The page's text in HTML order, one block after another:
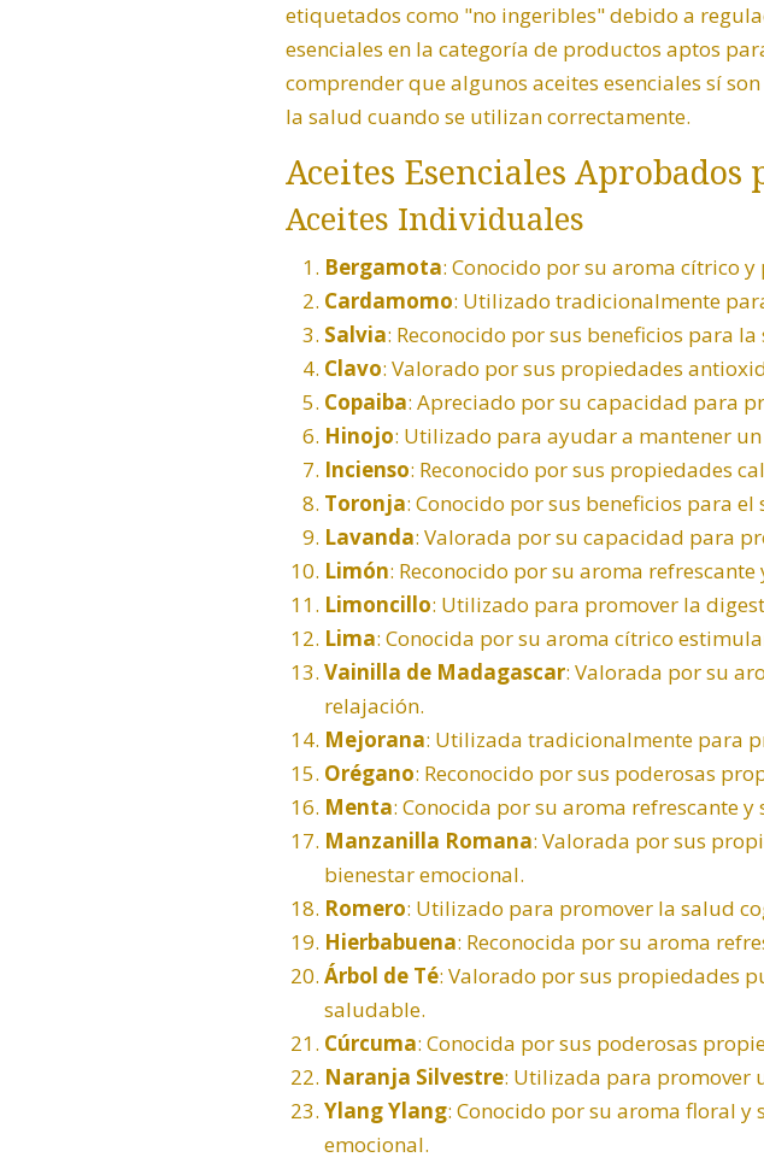
etiquetados como "no ingeribles" debido a
esenciales en la categoría de productos aptos
comprender que algunos aceites esenciales sí
la salud cuando se utilizan correctamente.
Aceites Esenciales Aprobados
Aceites Individuales
Bergamota: Conocido por su aroma cítrico
Cardamomo: Utilizado tradicionalmente
Salvia: Reconocido por sus beneficios para
Clavo: Valorado por sus propiedades
Copaiba: Apreciado por su capacidad para
Hinojo: Utilizado para ayudar a mantener
Incienso: Reconocido por sus propiedades
Toronja: Conocido por sus beneficios para
Lavanda: Valorada por su capacidad para
Limón: Reconocido por su aroma
Limoncillo: Utilizado para promover la
Lima: Conocida por su aroma cítrico
Vainilla de Madagascar: Valorada por su
relajación.
Mejorana: Utilizada tradicionalmente para
Orégano: Reconocido por sus poderosas
Menta: Conocida por su aroma refrescante
Manzanilla Romana: Valorada por sus
bienestar emocional.
Romero: Utilizado para promover la salud
Hierbabuena: Reconocida por su aroma
Árbol de Té: Valorado por sus propiedades
saludable.
Cúrcuma: Conocida por sus poderosas
Naranja Silvestre: Utilizada para promover
Ylang Ylang: Conocido por su aroma floral y
emocional.